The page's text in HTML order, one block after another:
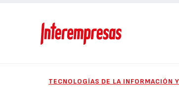
TECNOLOGÍAS DE LA INFORMACIÓN